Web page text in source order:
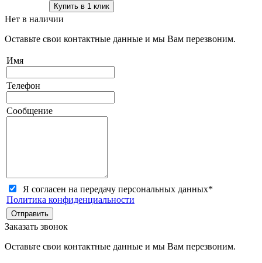
Нет в наличии
Оставьте свои контактные данные и мы Вам перезвоним.
Имя
Телефон
Сообщение
Я согласен на передачу персональных данных*
Политика конфиденциальности
Заказать звонок
Оставьте свои контактные данные и мы Вам перезвоним.